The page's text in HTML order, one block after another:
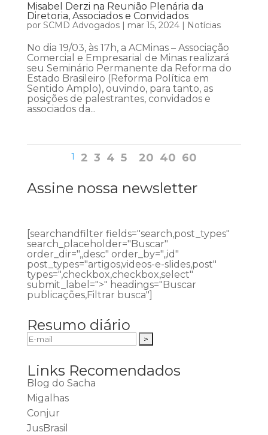
Misabel Derzi na Reunião Plenária da
Diretoria, Associados e Convidados
por SCMD Advogados| mar 15, 2024| Notícias
No dia 19/03, às 17h, a ACMinas – Associação
Comercial e Empresarial de Minas realizará
seu Seminário Permanente da Reforma do
Estado Brasileiro (Reforma Política em
Sentido Amplo), ouvindo, para tanto, as
posições de palestrantes, convidados e
associados da...
1 2 3 4 5 20 40 60
Assine nossa newsletter
[searchandfilter fields="search,post_types"
search_placeholder="Buscar"
order_dir=",,desc" order_by=",,id"
post_types="artigos,videos-e-slides,post"
types=",checkbox,checkbox,select"
submit_label=">" headings="Buscar
publicações,Filtrar busca"]
Resumo diário
Links Recomendados
Blog do Sacha
Migalhas
Conjur
JusBrasil